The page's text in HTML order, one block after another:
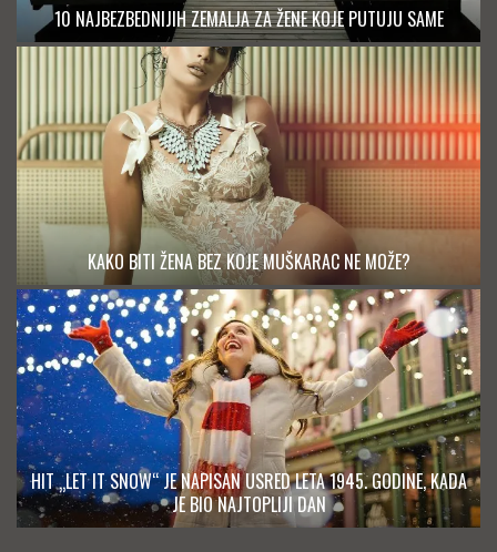
10 NAJBEZBEDNIJIH ZEMALJA ZA ŽENE KOJE PUTUJU SAME
KAKO BITI ŽENA BEZ KOJE MUŠKARAC NE MOŽE?
HIT „LET IT SNOW“ JE NAPISAN USRED LETA 1945. GODINE, KADA
JE BIO NAJTOPLIJI DAN